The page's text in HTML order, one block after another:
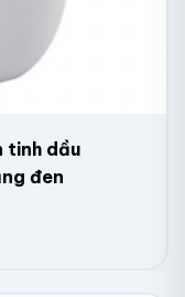
tinh dầu
đen